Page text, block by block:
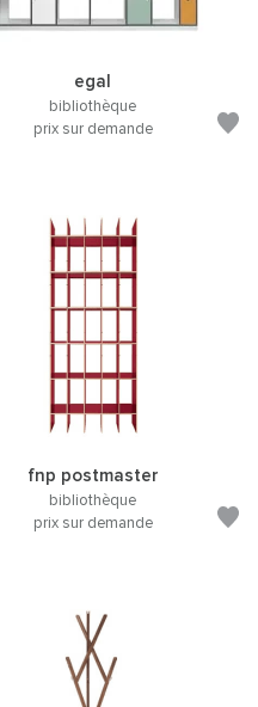
egal
bibliothèque
prix sur demande
fnp postmaster
bibliothèque
prix sur demande